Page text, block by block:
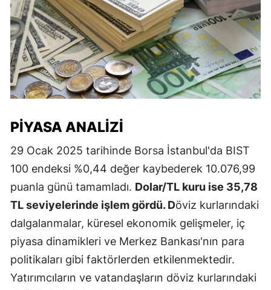
PIYASA ANALIZI
29 Ocak 2025 tarihinde Borsa İstanbul'da BIST
100 endeksi %0,44 değer kaybederek 10.076,99
puanla günü tamamladı. Dolar/TL kuru ise 35,78
TL seviyelerinde işlem gördü. Döviz kurlarındaki
dalgalanmalar, küresel ekonomik gelişmeler, iç
piyasa dinamikleri ve Merkez Bankası'nın para
politikaları gibi faktörlerden etkilenmektedir.
Yatırımcıların ve vatandaşların döviz kurlarındaki